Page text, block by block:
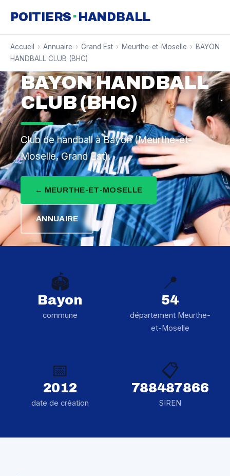
POITIERS · HANDBALL
Accueil › Annuaire › Grand Est › Meurthe-et-Moselle › BAYON
HANDBALL CLUB (BHC)
BAYON HANDBALL
CLUB (BHC)
Club de handball à Bayon (Meurthe-et-
Moselle, Grand Est).
← MEURTHE-ET-MOSELLE
ANNUAIRE
🏟️
Bayon
commune
📍
54
département Meurthe-
et-Moselle
📅
2012
date de création
📋
788487866
SIREN